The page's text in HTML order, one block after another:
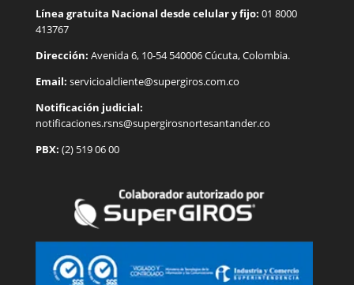
Línea gratuita Nacional desde celular y fijo: 01 8000
413767
Dirección: Avenida 6, 10-54 540006 Cúcuta, Colombia.
Email: servicioalcliente@supergiros.com.co
Notificación judicial:
notificaciones.rsns@supergirosnortesantander.co
PBX: (2) 519 06 00